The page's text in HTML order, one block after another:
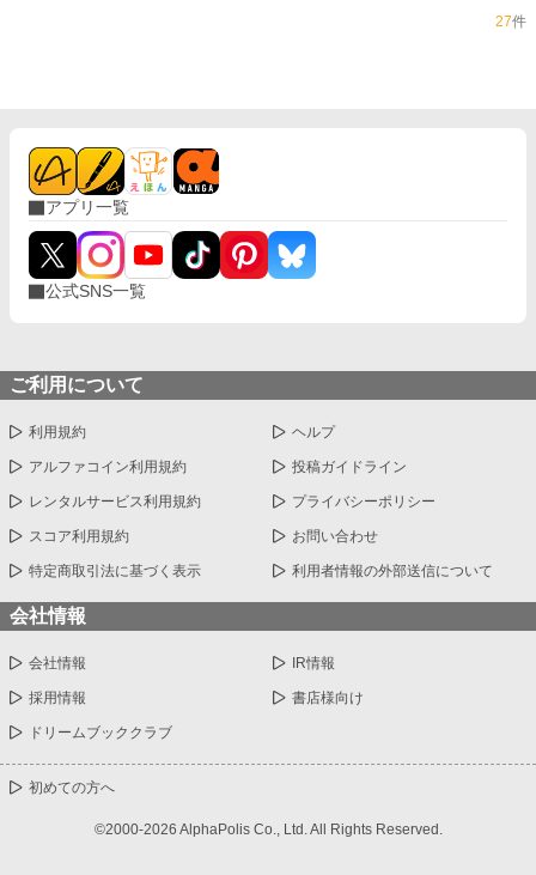
27件
アプリ一覧
公式SNS一覧
ご利用について
利用規約 ヘルプ
アルファコイン利用規約 投稿ガイドライン
レンタルサービス利用規約 プライバシーポリシー
スコア利用規約 お問い合わせ
特定商取引法に基づく表示 利用者情報の外部送信について
会社情報
会社情報 IR情報
採用情報 書店様向け
ドリームブッククラブ
初めての方へ
©2000-2026 AlphaPolis Co., Ltd. All Rights Reserved.